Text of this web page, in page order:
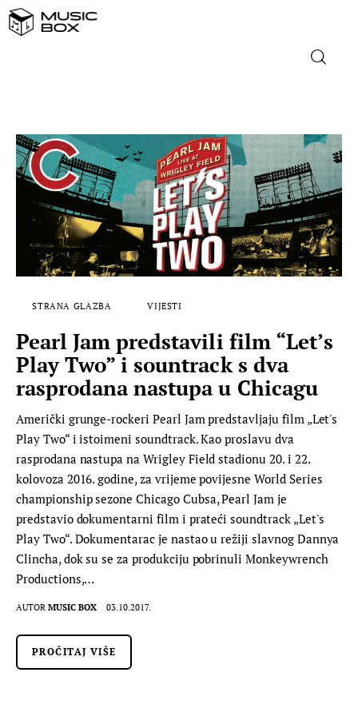
DOMAĆA GLAZBA
STRANA GLAZBA
FILM
MUSIC BOX
STRANA GLAZBA VIJESTI
Pearl Jam predstavili film “Let’s
Play Two” i sountrack s dva
rasprodana nastupa u Chicagu
Američki grunge-rockeri Pearl Jam predstavljaju film „Let's
Play Two“ i istoimeni soundtrack. Kao proslavu dva
rasprodana nastupa na Wrigley Field stadionu 20. i 22.
kolovoza 2016. godine, za vrijeme povijesne World Series
championship sezone Chicago Cubsa, Pearl Jam je
predstavio dokumentarni film i prateći soundtrack „Let's
Play Two“. Dokumentarac je nastao u režiji slavnog Dannya
Clincha, dok su se za produkciju pobrinuli Monkeywrench
Productions,…
AUTOR MUSIC BOX 03.10.2017.
PROČITAJ VIŠE